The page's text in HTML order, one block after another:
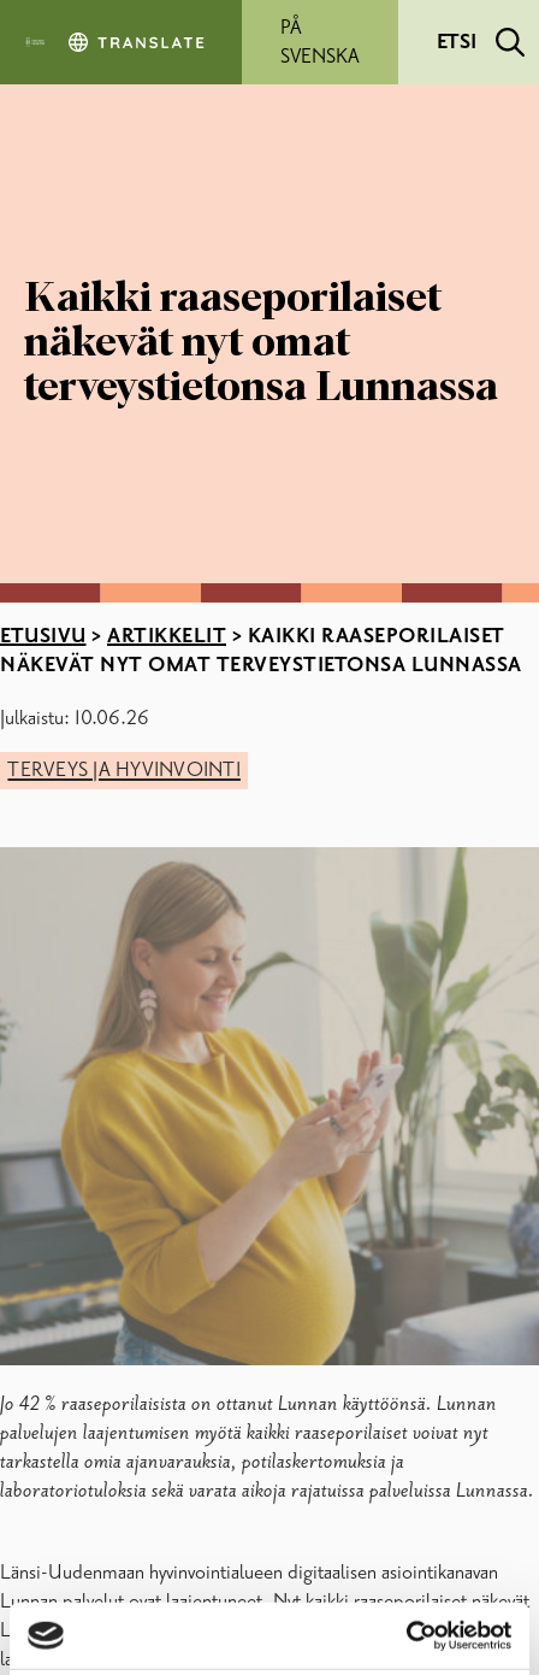
PÅ
SVENSKA
ETSI
Kaikki raaseporilaiset
näkevät nyt omat
terveystietonsa Lunnassa
ETUSIVU > ARTIKKELIT > KAIKKI RAASEPORILAISET
NÄKEVÄT NYT OMAT TERVEYSTIETONSA LUNNASSA
Julkaistu: 10.06.26
TERVEYS JA HYVINVOINTI
Jo 42 % raaseporilaisista on ottanut Lunnan käyttöönsä. Lunnan
palvelujen laajentumisen myötä kaikki raaseporilaiset voivat nyt
tarkastella omia ajanvarauksia, potilaskertomuksia ja
laboratoriotuloksia sekä varata aikoja rajatuissa palveluissa Lunnassa.
Länsi-Uudenmaan hyvinvointialueen digitaalisen asiointikanavan
Lunnan palvelut ovat laajentuneet. Nyt kaikki raaseporilaiset näkevät
Lunnassa muun muassa ajanvaraukset, potilaskertomukset,
laboratoriolähetteet ja -tulokset.